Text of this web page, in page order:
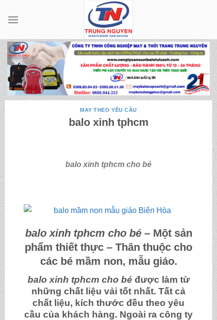
MAY THEO YÊU CẦU
balo xinh tphcm
balo xinh tphcm cho bé
balo xinh tphcm cho bé – Một sản
phẩm thiết thực – Thân thuộc cho
các bé mầm non, mẫu giáo.
balo xinh tphcm cho bé được làm từ
những chất liệu vải tốt nhất. Tất cả
chất liệu, kích thước đều theo yêu
cầu của khách hàng. Ngoài ra công ty